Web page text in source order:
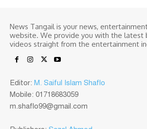
News Tangail is your news,
website. We provide you with the latest
videos straight from the entertainment
Editor: M. Saiful Islam Shaflo
Mobile: 01718683059
m.shaflo99@gmail.com